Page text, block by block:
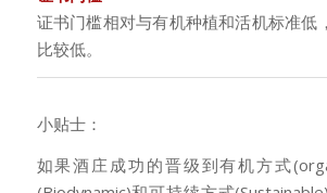
证书门槛相对与有机种植和活机标准低
比较低。
小贴士：
如果酒庄成功的晋级到有机方式